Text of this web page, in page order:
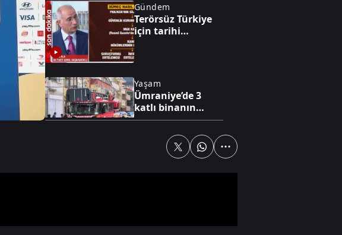
Gündem
Terörsüz Türkiye
için tarihi
ihtiyacımız yok,
sorunlarımızı
kendimiz çözeriz”
Yaşam
Ümraniye’de 3
katlı binanın
balkonu çöktü
Üçlü savunma